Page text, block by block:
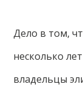
Дело в том,
несколько
владельцы